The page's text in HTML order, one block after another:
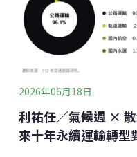
科學事實與理性對話。
制？A：這並非事實，
理規範根據《建築物設
試。屋頂光電從設計、
源設施免請領雜項執照
或結構技師出具結構安
構計算書。屋頂光電已
術，透過結構
2026年06月18日
利祐任／氣候週 ×
來十年永續運輸轉型